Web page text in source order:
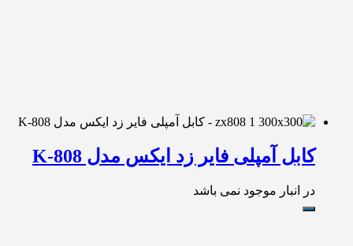
کابل آمپلی فایر زد ایکس مدل K-808
در انبار موجود نمی باشد